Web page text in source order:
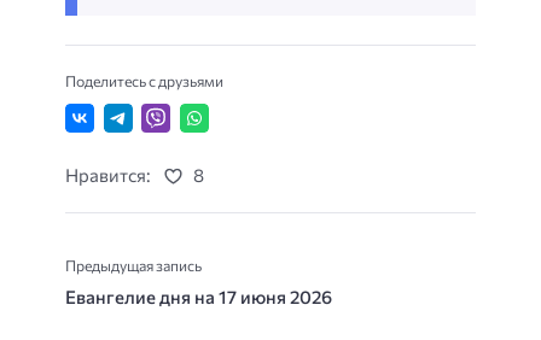
Поделитесь с друзьями
Нравится: 8
Предыдущая запись
Евангелие дня на 17 июня 2026